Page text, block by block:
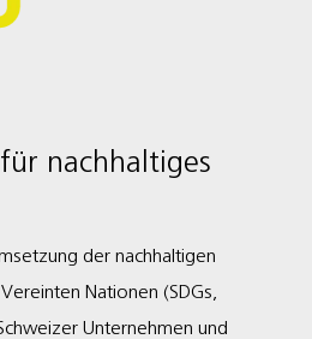
nachhaltiges
der nachhaltigen
Nationen (SDGs,
Unternehmen und